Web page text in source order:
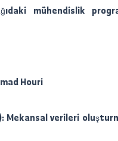
Rektörü
aşağıdaki
Houri